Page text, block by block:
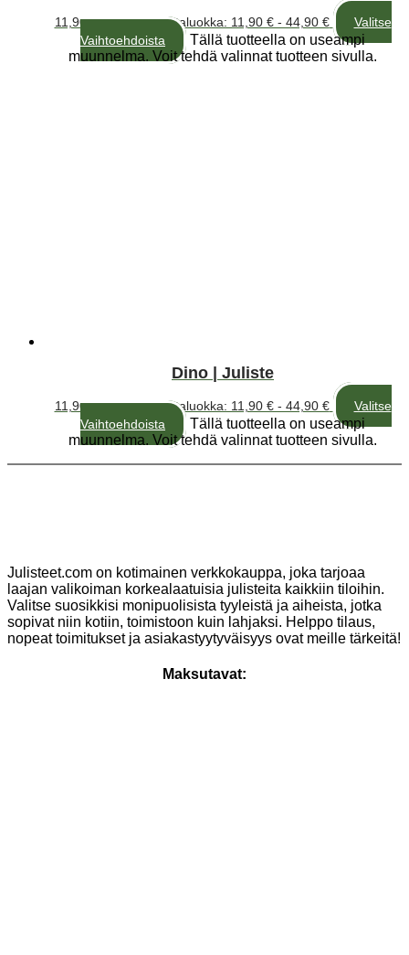
11,90€ – 44,90€Hintaluokka: 11,90 € - 44,90 €
Valitse
Vaihtoehdoista
Tällä tuotteella on useampi
muunnelma. Voit tehdä valinnat tuotteen sivulla.
Dino | Juliste
11,90€ – 44,90€Hintaluokka: 11,90 € - 44,90 €
Valitse
Vaihtoehdoista
Tällä tuotteella on useampi
muunnelma. Voit tehdä valinnat tuotteen sivulla.
Julisteet.com on kotimainen verkkokauppa, joka tarjoaa
laajan valikoiman korkealaatuisia julisteita kaikkiin tiloihin.
Valitse suosikkisi monipuolisista tyyleistä ja aiheista, jotka
sopivat niin kotiin, toimistoon kuin lahjaksi. Helppo tilaus,
nopeat toimitukset ja asiakastyytyväisyys ovat meille tärkeitä!
Maksutavat: